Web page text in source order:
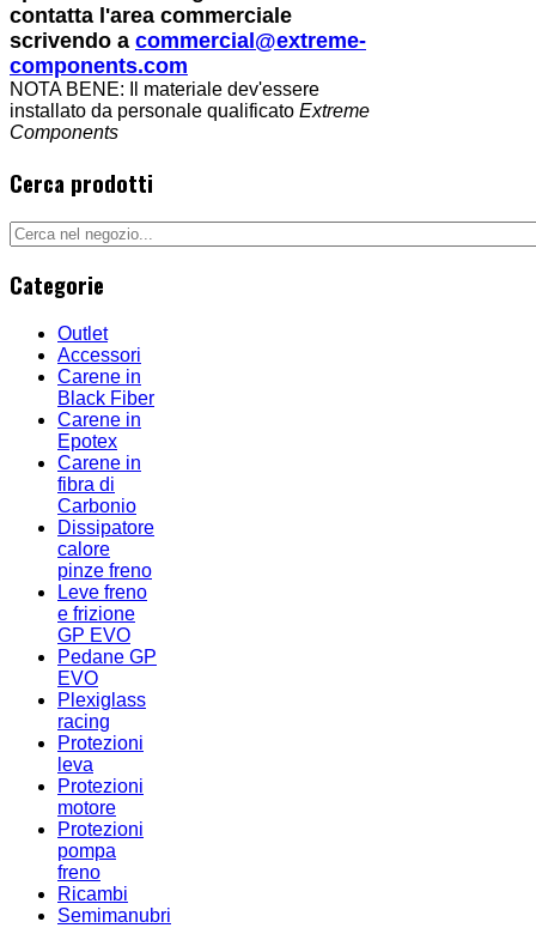
contatta l'area commerciale
scrivendo a commercial@extreme-
components.com
NOTA BENE: Il materiale dev'essere
installato da personale qualificato Extreme
Components
Cerca prodotti
Categorie
Outlet
Accessori
Carene in
Black Fiber
Carene in
Epotex
Carene in
fibra di
Carbonio
Dissipatore
calore
pinze freno
Leve freno
e frizione
GP EVO
Pedane GP
EVO
Plexiglass
racing
Protezioni
leva
Protezioni
motore
Protezioni
pompa
freno
Ricambi
Semimanubri